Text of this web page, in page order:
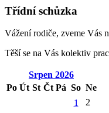
Třídní schůzka
Vážení rodiče, zveme Vás
Těší se na Vás kolektiv
Srpen 2026
Po Út St Čt Pá So Ne
1
2